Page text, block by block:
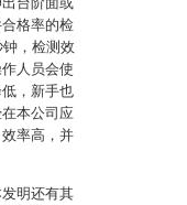
格率的检
，检测效
人员会使
，新手也
本公司应
率高，并
明还有其